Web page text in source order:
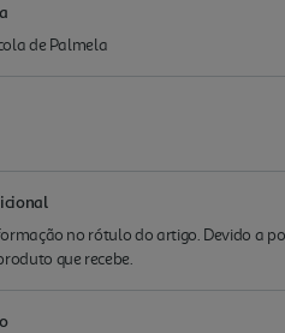
de Palmela
no rótulo do artigo. Devido a
que recebe.